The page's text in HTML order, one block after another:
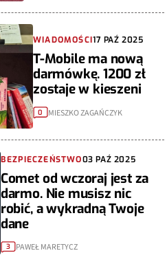
WIADOMOŚCI17 PAŹ 2025
T-Mobile ma nową
darmówkę. 1200 zł
zostaje w kieszeni
0 MIESZKO ZAGAŃCZYK
BEZPIECZEŃSTWO03 PAŹ 2025
Comet od wczoraj jest za
darmo. Nie musisz nic
robić, a wykradną Twoje
dane
3 PAWEŁ MARETYCZ